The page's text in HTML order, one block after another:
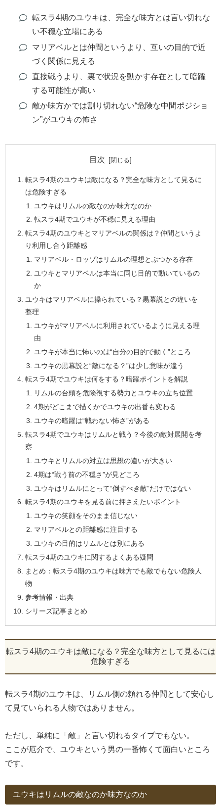
転スラ4期のユウキは、完全な味方とは言い切れな
い不穏な立場にある
マリアベルとは仲間というより、互いの目的で近
づく関係に見える
直接戦うより、裏で状況を動かす存在として暗躍
する可能性が高い
敵か味方かでは割り切れない“危険な中間ポジショ
ン”がユウキの怖さ
目次
転スラ4期のユウキは敵になる？完全な味方として見るに
は危険すぎる
ユウキはリムルの敵なのか味方なのか
転スラ4期でユウキが不穏に見える理由
転スラ4期のユウキとマリアベルの関係は？仲間というよ
り利用し合う距離感
マリアベル・ロッゾはリムルの理想とぶつかる存在
ユウキとマリアベルは本当に同じ目的で動いているの
か
ユウキはマリアベルに操られている？黒幕説との違いを
整理
ユウキがマリアベルに利用されているように見える理
由
ユウキが本当に怖いのは“自分の目的で動く”ところ
ユウキの黒幕説と“敵になる？”は少し意味が違う
転スラ4期でユウキは何をする？暗躍ポイントを解説
リムルの台頭を危険視する勢力とユウキの立ち位置
4期がどこまで描くかでユウキの出番も変わる
ユウキの暗躍は“戦わない怖さ”がある
転スラ4期でユウキはリムルと戦う？今後の敵対展開を考
察
ユウキとリムルの対立は思想の違いが大きい
4期は“戦う前の不穏さ”が見どころ
ユウキはリムルにとって“倒すべき敵”だけではない
転スラ4期のユウキを見る前に押さえたいポイント
ユウキの笑顔をそのまま信じない
マリアベルとの距離感に注目する
ユウキの目的はリムルとは別にある
転スラ4期のユウキに関するよくある疑問
まとめ：転スラ4期のユウキは味方でも敵でもない危険人
物
参考情報・出典
シリーズ記事まとめ
転スラ4期のユウキは敵になる？完全な味方として見るには
危険すぎる
転スラ4期のユウキは、リムル側の頼れる仲間として安心し
て見ていられる人物ではありません。
ただし、単純に「敵」と言い切れるタイプでもない。
ここが厄介で、ユウキという男の一番怖くて面白いところ
です。
ユウキはリムルの敵なのか味方なのか